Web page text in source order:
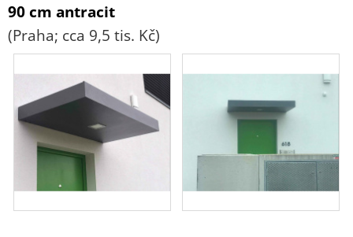
90 cm antracit
(Praha; cca 9,5 tis. Kč)